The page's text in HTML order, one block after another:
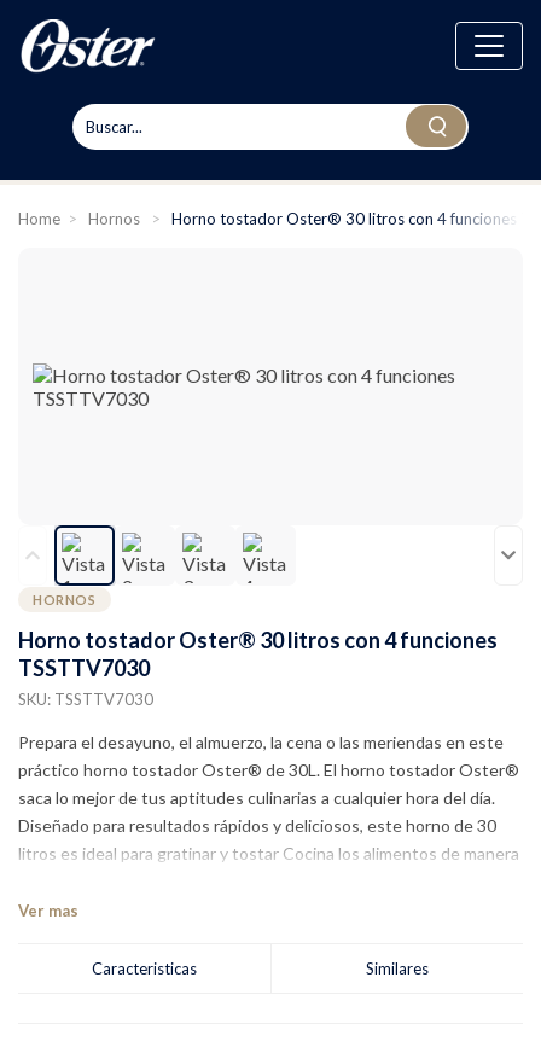
Home > Hornos > Horno tostador Oster® 30 litros con 4 funciones
HORNOS
Horno tostador Oster® 30 litros con 4 funciones
TSSTTV7030
SKU: TSSTTV7030
Prepara el desayuno, el almuerzo, la cena o las meriendas en este
práctico horno tostador Oster® de 30L. El horno tostador Oster®
saca lo mejor de tus aptitudes culinarias a cualquier hora del día.
Diseñado para resultados rápidos y deliciosos, este horno de 30
litros es ideal para gratinar y tostar Cocina los alimentos de manera
cocción de los alimentos mientras se cocinan Cuenta con
Cuatro funciones para asar, hornear, tostar y calentar Disponible en
Ver mas
Caracteristicas Similares